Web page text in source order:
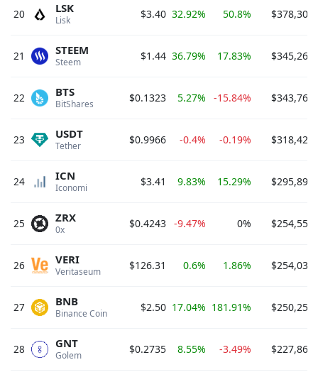
20 Lisk
LSK $3.40 32.92% 50.8%
21 Steem
STEEM $1.44 36.79% 17.83%
22 BitShares
BTS $0.1323 5.27% -15.84%
23 Tether
USDT $0.9966 -0.4% -0.19%
24 Iconomi
ICN $3.41 9.83% 15.29%
25 0x
ZRX $0.4243 -9.47% 0%
26 Veritaseum
VERI $126.31 0.6% 1.86%
27 Binance Coin
BNB $2.50 17.04% 181.91%
28 Golem
GNT $0.2735 8.55% -3.49%